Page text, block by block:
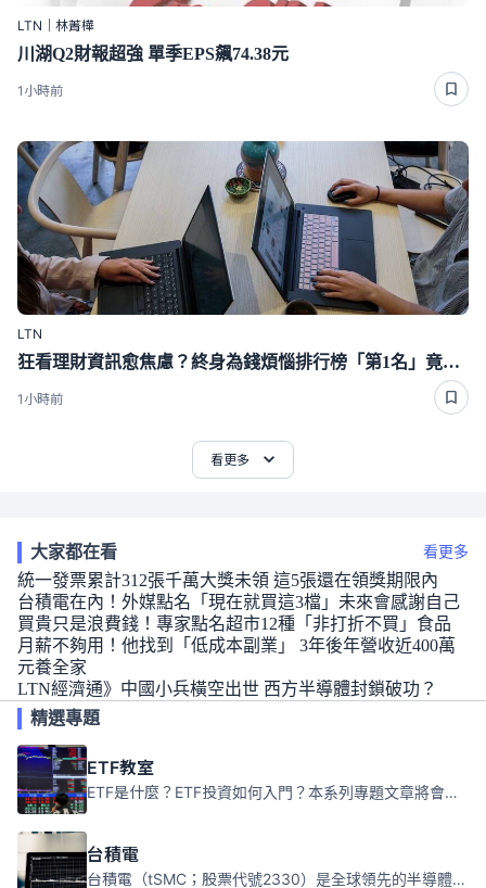
LTN｜林菁樺
川湖Q2財報超強 單季EPS飆74.38元
1小時前
LTN
狂看理財資訊愈焦慮？終身為錢煩惱排行榜「第1名」竟是這種人
1小時前
看更多
大家都在看 看更多
統一發票累計312張千萬大獎未領 這5張還在領獎期限內
台積電在內！外媒點名「現在就買這3檔」未來會感謝自己
買貴只是浪費錢！專家點名超市12種「非打折不買」食品
月薪不夠用！他找到「低成本副業」 3年後年營收近400萬
元養全家
LTN經濟通》中國小兵橫空出世 西方半導體封鎖破功？
精選專題
ETF教室
ETF是什麼？ETF投資如何入門？本系列專題文章將會告訴你新手必須知道的ETF基礎知識。
台積電
台積電（tSMC；股票代號2330）是全球領先的半導體代工公司，成立於1987年，總部位於台灣新竹。且已於美國、日本、德國及中國設廠，台積電是全球首家專業積體電路製造服務公司，也是全球最先進和最大規模的半導體代工廠。